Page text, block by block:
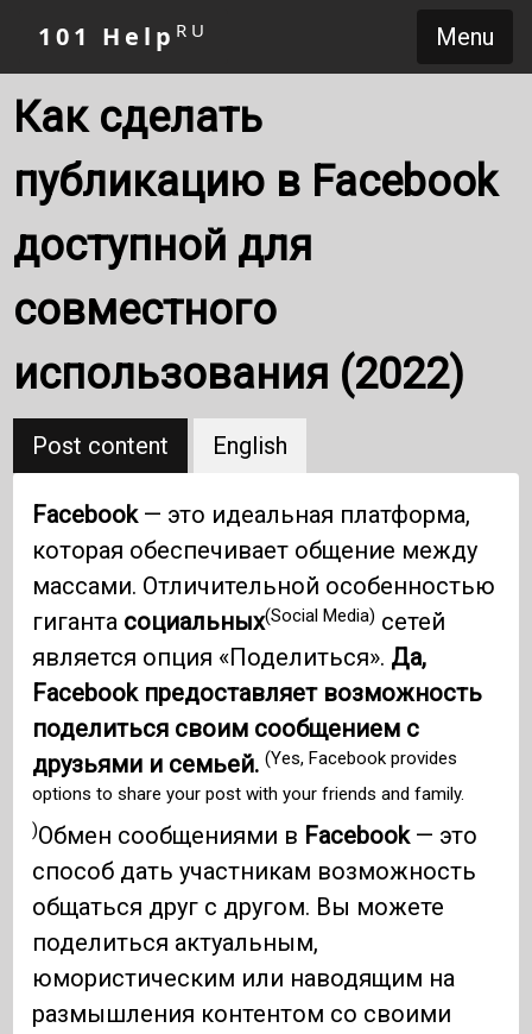
Menu
101 Help RU
Как сделать
публикацию в Facebook
доступной для
совместного
использования (2022)
Post content English
Facebook— это идеальная платформа,
которая обеспечивает общение между
массами. Отличительной особенностью
гиганта социальных(Social Media) сетей
является опция «Поделиться». Да,
Facebook предоставляет возможность
поделиться своим сообщением с
друзьями и семьей.(Yes, Facebook provides
options to share your post with your friends and family.
)Обмен сообщениями в Facebook— это
способ дать участникам возможность
общаться друг с другом. Вы можете
поделиться актуальным,
юмористическим или наводящим на
размышления контентом со своими